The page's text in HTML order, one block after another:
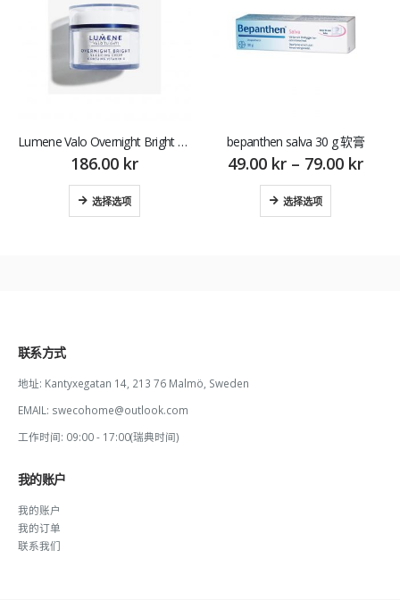
Lumene Valo Overnight Bright Sleeping Cream 50 ml 润肤霜
186.00 kr
选择选项
bepanthen salva 30 g 软膏
49.00 kr – 79.00 kr
选择选项
联系方式
地址: Kantyxegatan 14, 213 76 Malmö, Sweden
EMAIL: swecohome@outlook.com
工作时间: 09:00 - 17:00(瑞典时间)
我的账户
我的账户
我的订单
联系我们